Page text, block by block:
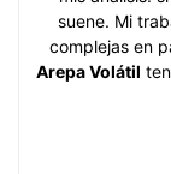
suene. Mi
complejas en
Arepa Volátil